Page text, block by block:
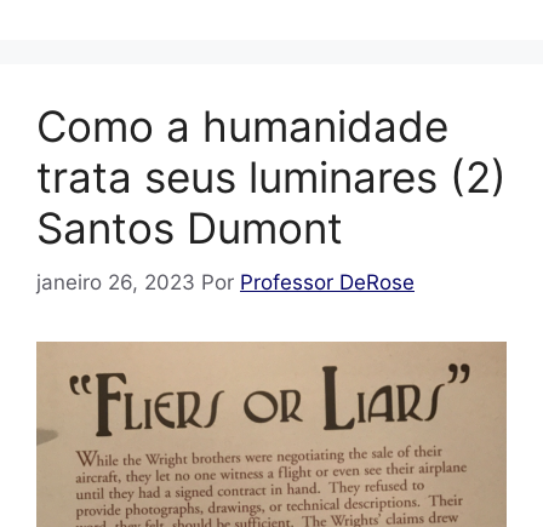
Como a humanidade
trata seus luminares (2)
Santos Dumont
janeiro 26, 2023 Por Professor DeRose